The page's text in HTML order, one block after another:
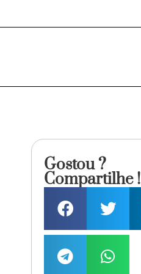
Gostou ?
Compartilhe !